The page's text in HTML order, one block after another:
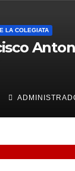
LA COLEGIATA